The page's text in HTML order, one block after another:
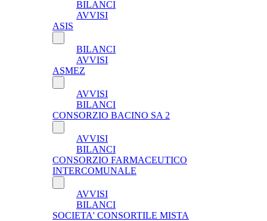
BILANCI
AVVISI
ASIS
BILANCI
AVVISI
ASMEZ
AVVISI
BILANCI
CONSORZIO BACINO SA 2
AVVISI
BILANCI
CONSORZIO FARMACEUTICO
INTERCOMUNALE
AVVISI
BILANCI
SOCIETA' CONSORTILE MISTA